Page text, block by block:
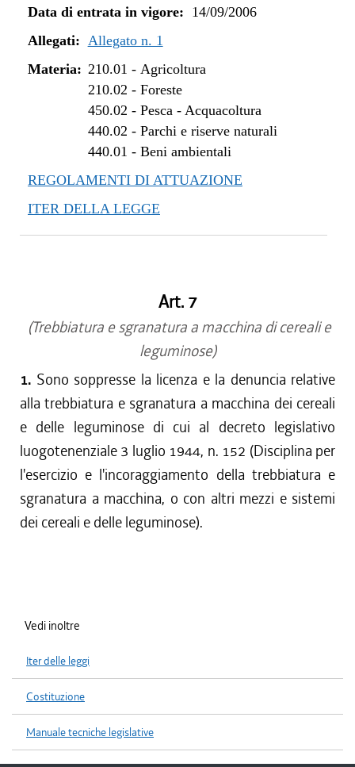
Data di entrata in vigore: 14/09/2006
Allegati: Allegato n. 1
Materia: 210.01 - Agricoltura
210.02 - Foreste
450.02 - Pesca - Acquacoltura
440.02 - Parchi e riserve naturali
440.01 - Beni ambientali
REGOLAMENTI DI ATTUAZIONE
ITER DELLA LEGGE
Art. 7
(Trebbiatura e sgranatura a macchina di cereali e
leguminose)
1. Sono soppresse la licenza e la denuncia relative
alla trebbiatura e sgranatura a macchina dei cereali
e delle leguminose di cui al decreto legislativo
luogotenenziale 3 luglio 1944, n. 152 (Disciplina per
l'esercizio e l'incoraggiamento della trebbiatura e
sgranatura a macchina, o con altri mezzi e sistemi
dei cereali e delle leguminose).
Vedi inoltre
Iter delle leggi
Costituzione
Manuale tecniche legislative